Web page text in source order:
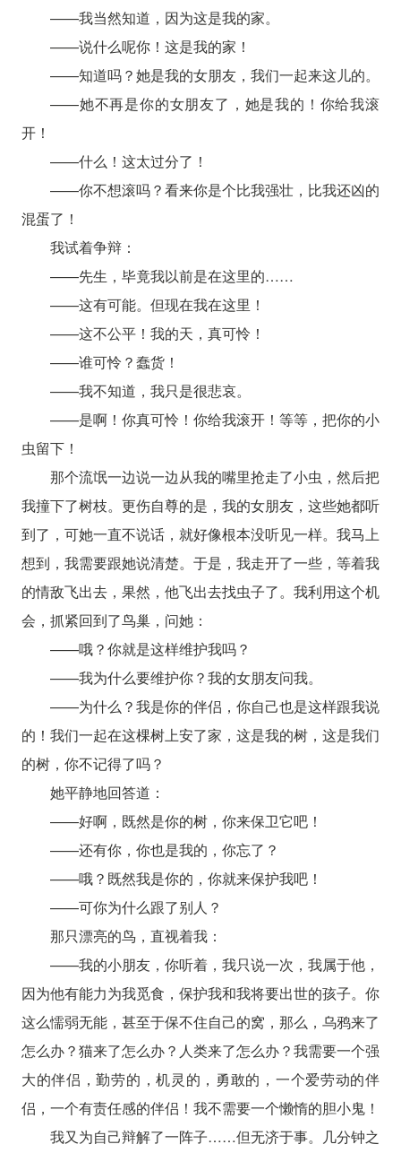
——我当然知道，因为这是我的家。
——说什么呢你！这是我的家！
——知道吗？她是我的女朋友，我们一起来这儿的。
——她不再是你的女朋友了，她是我的！你给我滚
开！
——什么！这太过分了！
——你不想滚吗？看来你是个比我强壮，比我还凶的
混蛋了！
我试着争辩：
——先生，毕竟我以前是在这里的……
——这有可能。但现在我在这里！
——这不公平！我的天，真可怜！
——谁可怜？蠢货！
——我不知道，我只是很悲哀。
——是啊！你真可怜！你给我滚开！等等，把你的小
虫留下！
那个流氓一边说一边从我的嘴里抢走了小虫，然后把
我撞下了树枝。更伤自尊的是，我的女朋友，这些她都听
到了，可她一直不说话，就好像根本没听见一样。我马上
想到，我需要跟她说清楚。于是，我走开了一些，等着我
的情敌飞出去，果然，他飞出去找虫子了。我利用这个机
会，抓紧回到了鸟巢，问她：
——哦？你就是这样维护我吗？
——我为什么要维护你？我的女朋友问我。
——为什么？我是你的伴侣，你自己也是这样跟我说
的！我们一起在这棵树上安了家，这是我的树，这是我们
的树，你不记得了吗？
她平静地回答道：
——好啊，既然是你的树，你来保卫它吧！
——还有你，你也是我的，你忘了？
——哦？既然我是你的，你就来保护我吧！
——可你为什么跟了别人？
那只漂亮的鸟，直视着我：
——我的小朋友，你听着，我只说一次，我属于他，
因为他有能力为我觅食，保护我和我将要出世的孩子。你
这么懦弱无能，甚至于保不住自己的窝，那么，乌鸦来了
怎么办？猫来了怎么办？人类来了怎么办？我需要一个强
大的伴侣，勤劳的，机灵的，勇敢的，一个爱劳动的伴
侣，一个有责任感的伴侣！我不需要一个懒惰的胆小鬼！
我又为自己辩解了一阵子……但无济于事。几分钟之